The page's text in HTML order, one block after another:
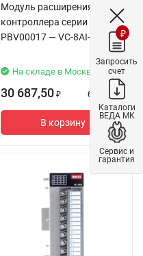
Модуль расширения
контроллера серии VC —
PBV00017 — VC-8AI-V
На складе в Москве
30 687,50 ₽ без НДС
В корзину
₽
Запросить
счет
Каталоги
ВЕДА МК
Сервис и
гарантия